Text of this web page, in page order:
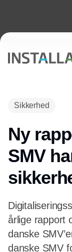
Sikkerhed
Ny
SMV
årlige rapport
danske
danske SMV